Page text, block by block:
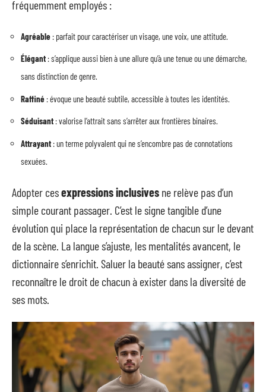
fréquemment employés :
Agréable : parfait pour caractériser un visage, une voix, une attitude.
Élégant : s’applique aussi bien à une allure qu’à une tenue ou une démarche,
sans distinction de genre.
Raffiné : évoque une beauté subtile, accessible à toutes les identités.
Séduisant : valorise l’attrait sans s’arrêter aux frontières binaires.
Attrayant : un terme polyvalent qui ne s’encombre pas de connotations
sexuées.
Adopter cesexpressions inclusives ne relève pas d’un
simple courant passager. C’est le signe tangible d’une
évolution qui place la représentation de chacun sur le devant
de la scène. La langue s’ajuste, les mentalités avancent, le
dictionnaire s’enrichit. Saluer la beauté sans assigner, c’est
reconnaître le droit de chacun à exister dans la diversité de
ses mots.